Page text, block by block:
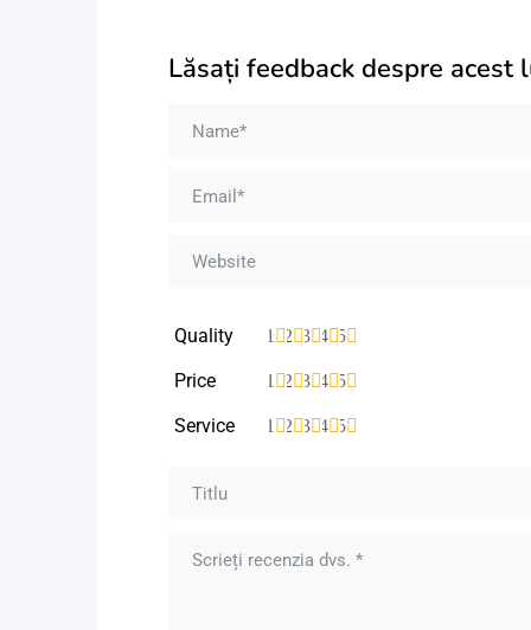
Lăsați feedback despre acest
Quality 5
4
3
2
1
Price 5
4
3
2
1
Service 5
4
3
2
1